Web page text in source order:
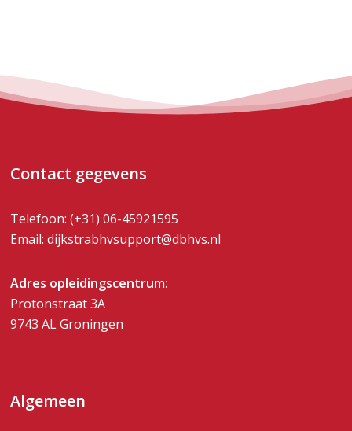
Contact gegevens
Telefoon: (+31) 06-45921595
Email:dijkstrabhvsupport@dbhvs.nl
Adres opleidingscentrum:
Protonstraat 3A
9743 AL Groningen
Algemeen